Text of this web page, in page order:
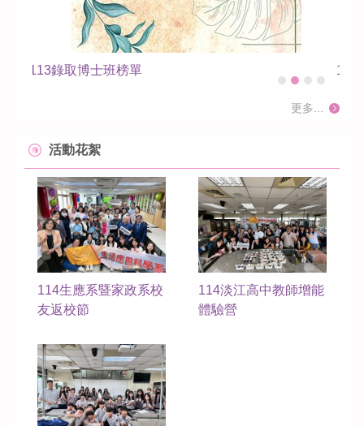
113年度大專學生研究計畫2
更多...
活動花絮
114生應系暨家政系校
友返校節
114淡江高中教師增能
體驗營